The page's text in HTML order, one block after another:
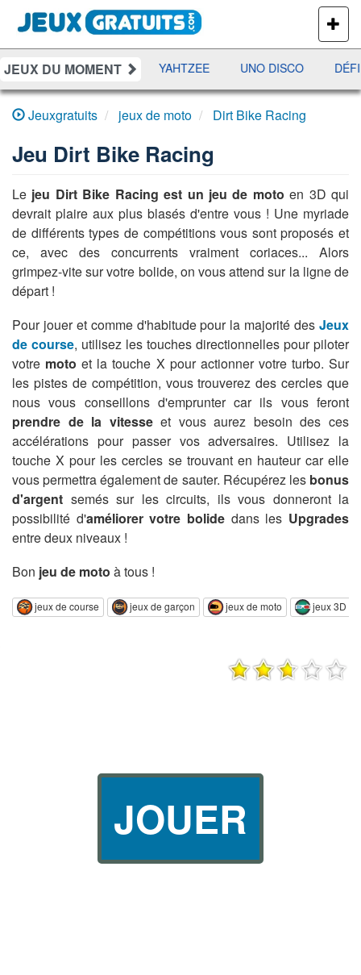
PLUS
DE
JEUX
JEUX DU MOMENT
RAMI JETX YAHTZEE UNO DISCO
Jeuxgratuits jeux de moto Dirt Bike Racing
Jeu Dirt Bike Racing
Le jeu Dirt Bike Racing est un jeu de moto en 3D qui
devrait plaire aux plus blasés d'entre vous ! Une myriade
de différents types de compétitions vous sont proposés et
ce, avec des concurrents vraiment coriaces... Alors
grimpez-vite sur votre bolide, on vous attend sur la ligne de
départ !
Pour jouer et comme d'habitude pour la majorité des Jeux
de course, utilisez les touches directionnelles pour piloter
votre moto et la touche X pour actionner votre turbo. Sur
les pistes de compétition, vous trouverez des cercles que
nous vous conseillons d'emprunter car ils vous feront
prendre de la vitesseet vous aurez besoin des ces
accélérations pour passer vos adversaires. Utilisez la
touche X pour les cercles se trouvant en hauteur car elle
vous permettra également de sauter. Récupérez les bonus
d'argent semés sur les circuits, ils vous donneront la
possibilité d'améliorer votre bolide dans les Upgrades
entre deux niveaux !
Bon jeu de moto à tous !
jeux de course jeux de garçon jeux de moto jeux 3D
JOUER